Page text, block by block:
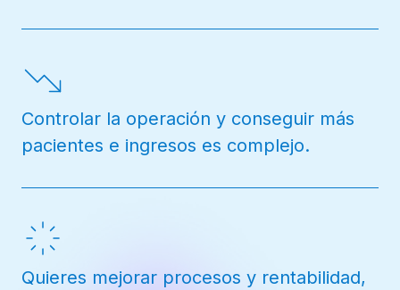
Controlar la operación y conseguir más
pacientes e ingresos es complejo.
Quieres mejorar procesos y rentabilidad,